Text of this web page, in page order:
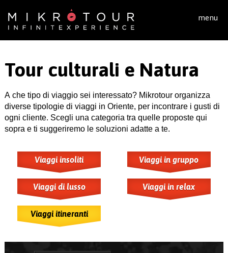
menu
Tour culturali e Natura
A che tipo di viaggio sei interessato? Mikrotour organizza
diverse tipologie di viaggi in Oriente, per incontrare i gusti di
ogni cliente. Scegli una categoria tra quelle proposte qui
sopra e ti suggeriremo le soluzioni adatte a te.
Viaggi insoliti Viaggi in gruppo
Viaggi di lusso Viaggi in relax
Viaggi itineranti